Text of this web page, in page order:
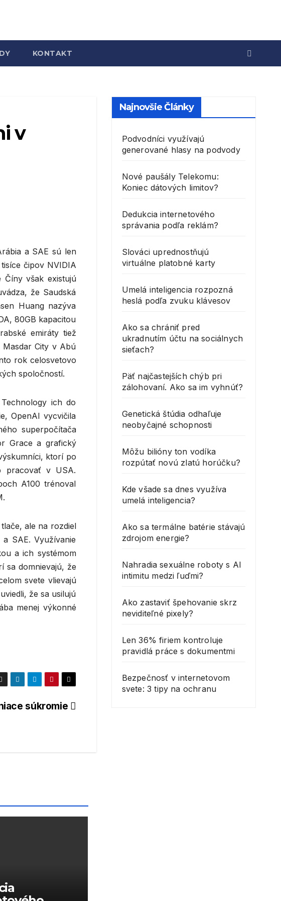
KONTAKT
v
a SAE sú len
čipov NVIDIA
však existujú
že Saudská
Huang nazýva
80GB kapacitou
emiráty tiež
City v Abú
rok celosvetovo
spoločností.
ich do
OpenAI vycvičila
superpočítača
Grace a grafický
ktorí po
pracovať v USA.
A100 trénoval
ale na rozdiel
SAE. Využívanie
a ich systémom
sa domnievajú, že
svete vlievajú
že sa usilujú
menej výkonné
súkromie
Najnovšie Články
Podvodníci využívajú
generované hlasy na podvody
Nové paušály Telekomu:
Koniec dátových limitov?
Dedukcia internetového
správania podľa reklám?
Slováci uprednostňujú
virtuálne platobné karty
Umelá inteligencia rozpozná
heslá podľa zvuku klávesov
Ako sa chrániť pred
ukradnutím účtu na sociálnych
sieťach?
Päť najčastejších chýb pri
zálohovaní. Ako sa im vyhnúť?
Genetická štúdia odhaľuje
neobyčajné schopnosti
Môžu bilióny ton vodíka
rozpútať novú zlatú horúčku?
Kde všade sa dnes využíva
umelá inteligencia?
Ako sa termálne batérie stávajú
zdrojom energie?
Nahradia sexuálne roboty s AI
intimitu medzi ľuďmi?
Ako zastaviť špehovanie skrz
neviditeľné pixely?
Len 36% firiem kontroluje
pravidlá práce s dokumentmi
Bezpečnosť v internetovom
svete: 3 tipy na ochranu